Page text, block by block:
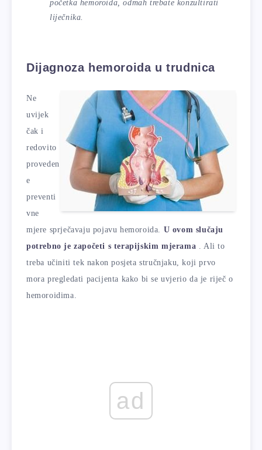
početka hemoroida, odmah trebate konzultirati
liječnika.
Dijagnoza hemoroida u trudnica
Ne
uvijek
čak i
redovito
proveden
e
preventi
vne
mjere sprječavaju pojavu hemoroida. U ovom slučaju
potrebno je započeti s terapijskim mjerama . Ali to
treba učiniti tek nakon posjeta stručnjaku, koji prvo
mora pregledati pacijenta kako bi se uvjerio da je riječ o
hemoroidima.
ad